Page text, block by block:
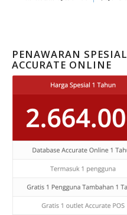
PENAWARAN SPESIAL
ACCURATE ONLINE